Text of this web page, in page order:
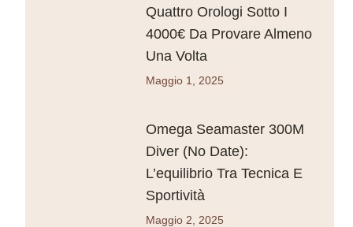
Quattro Orologi Sotto I
4000€ Da Provare Almeno
Una Volta
Maggio 1, 2025
Omega Seamaster 300M
Diver (No Date):
L’equilibrio Tra Tecnica E
Sportività
Maggio 2, 2025